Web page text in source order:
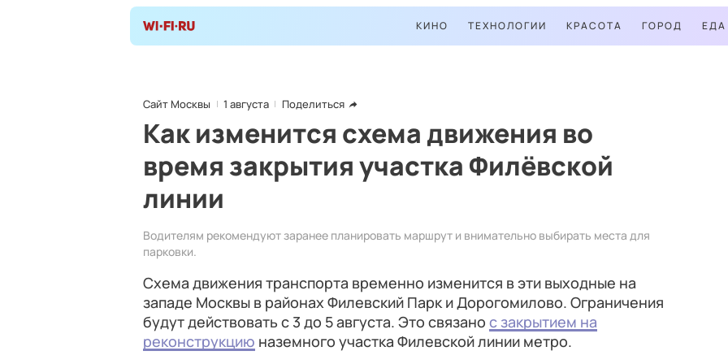
КИНО ТЕХНОЛОГИИ КРАСОТА ГОРОД ЕДА
Сайт Москвы 1 августа Поделиться
Как изменится схема движения во
время закрытия участка Филёвской
линии
Водителям рекомендуют заранее планировать маршрут и внимательно выбирать места для
парковки.
Схема движения транспорта временно изменится в эти выходные на
западе Москвы в районах Филевский Парк и Дорогомилово. Ограничения
будут действовать с 3 до 5 августа. Это связано с закрытием на
реконструкцию наземного участка Филевской линии метро.